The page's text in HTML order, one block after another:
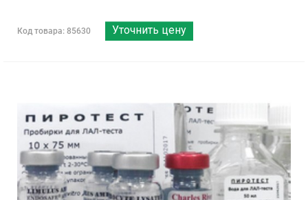
Код товара: 85630 Уточнить цену